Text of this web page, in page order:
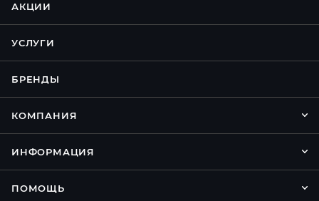
АКЦИИ
УСЛУГИ
БРЕНДЫ
КОМПАНИЯ
ИНФОРМАЦИЯ
ПОМОЩЬ